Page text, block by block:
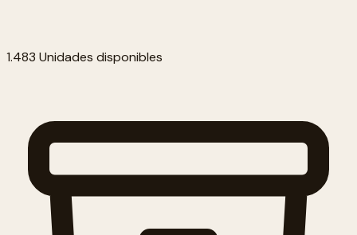
1.483 Unidades disponibles